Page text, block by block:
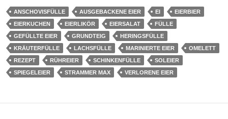
b
o
o
k
st A
p
p
g
e
n
g
er
a
m
ANSCHOVISFÜLLE AUSGEBACKENE EIER EI
EIERBIER
EIERKUCHEN
EIERLIKÖR EIERSALAT
FÜLLE
GEFÜLLTE EIER
GRUNDTEIG
HERINGSFÜLLE
KRÄUTERFÜLLE
LACHSFÜLLE MARINIERTE EIER
OMELETT
REZEPT
RÜHREIER SCHINKENFÜLLE
SOLEIER
SPIEGELEIER
STRAMMER MAX VERLORENE EIER